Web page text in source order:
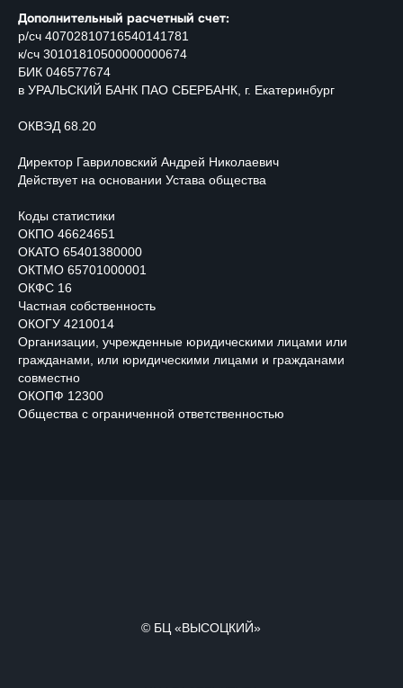
Дополнительный расчетный счет:
р/сч 40702810716540141781
к/сч 30101810500000000674
БИК 046577674
в УРАЛЬСКИЙ БАНК ПАО СБЕРБАНК, г. Екатеринбург
ОКВЭД 68.20
Директор Гавриловский Андрей Николаевич
Действует на основании Устава общества
Коды статистики
ОКПО 46624651
ОКАТО 65401380000
ОКТМО 65701000001
ОКФС 16
Частная собственность
ОКОГУ 4210014
Организации, учрежденные юридическими лицами или
гражданами, или юридическими лицами и гражданами
совместно
ОКОПФ 12300
Общества с ограниченной ответственностью
© БЦ «ВЫСОЦКИЙ»
ИНФРАСТРУКТУРА
СМОТРОВАЯ ПЛОЩАДКА
БАССЕЙН SKY
БИЗНЕС ЦЕНТР